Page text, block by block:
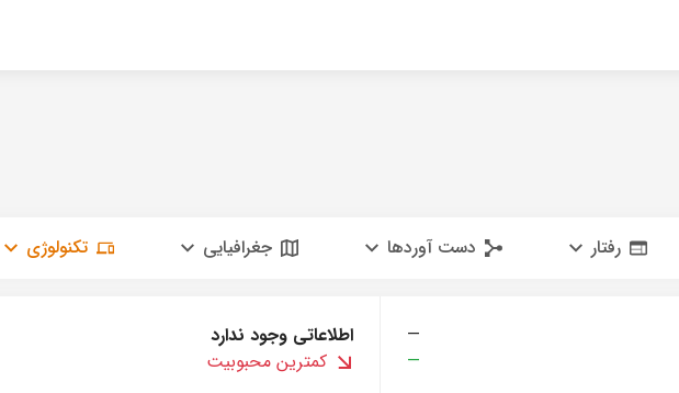
رفتار دست آوردها جغرافیایی تکنولوژی
—
—
اطلاعاتی وجود ندارد
کمترین محبوبیت